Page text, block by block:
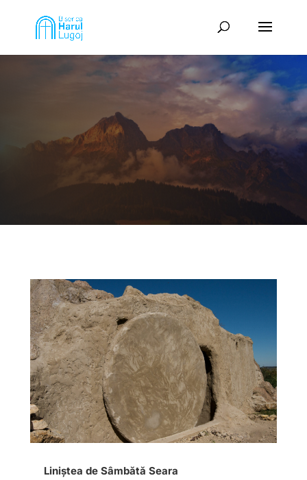
Liniștea de Sâmbătă Seara